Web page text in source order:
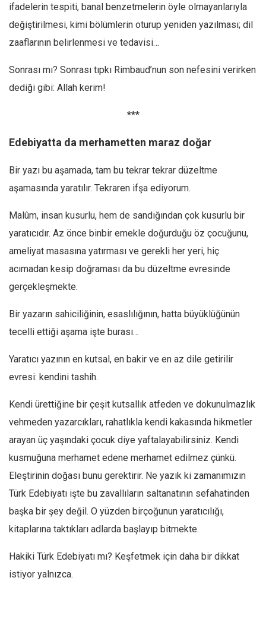
ifadelerin tespiti, banal benzetmelerin öyle olmayanlarıyla
değiştirilmesi, kimi bölümlerin oturup yeniden yazılması; dil
zaaflarının belirlenmesi ve tedavisi…
Sonrası mı? Sonrası tıpkı Rimbaud’nun son nefesini verirken
dediği gibi: Allah kerim!
***
Edebiyatta da merhametten maraz doğar
Bir yazı bu aşamada, tam bu tekrar tekrar düzeltme
aşamasında yaratılır. Tekraren ifşa ediyorum.
Malûm, insan kusurlu, hem de sandığından çok kusurlu bir
yaratıcıdır. Az önce binbir emekle doğurduğu öz çocuğunu,
ameliyat masasına yatırması ve gerekli her yeri, hiç
acımadan kesip doğraması da bu düzeltme evresinde
gerçekleşmekte.
Bir yazarın sahiciliğinin, esaslılığının, hatta büyüklüğünün
tecelli ettiği aşama işte burası…
Yaratıcı yazının en kutsal, en bakir ve en az dile getirilir
evresi: kendini tashih.
Kendi ürettiğine bir çeşit kutsallık atfeden ve dokunulmazlık
vehmeden yazarcıkları, rahatlıkla kendi kakasında hikmetler
arayan üç yaşındaki çocuk diye yaftalayabilirsiniz. Kendi
kusmuğuna merhamet edene merhamet edilmez çünkü.
Eleştirinin doğası bunu gerektirir. Ne yazık ki zamanımızın
Türk Edebiyatı işte bu zavallıların saltanatının sefahatinden
başka bir şey değil. O yüzden birçoğunun yaratıcılığı,
kitaplarına taktıkları adlarda başlayıp bitmekte.
Hakiki Türk Edebiyatı mı? Keşfetmek için daha bir dikkat
istiyor yalnızca.